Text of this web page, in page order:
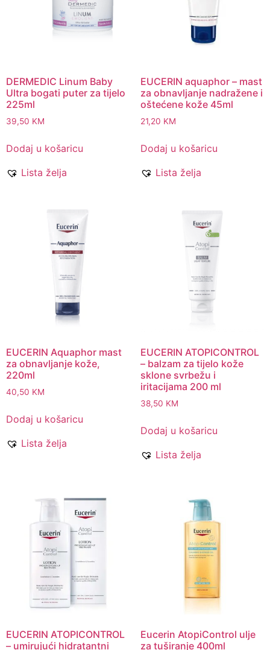
DERMEDIC Linum Baby
Ultra bogati puter za tijelo
225ml
39,50 KM
Dodaj u košaricu
Lista želja
EUCERIN aquaphor – mast
za obnavljanje nadražene i
oštećene kože 45ml
21,20 KM
Dodaj u košaricu
Lista želja
EUCERIN Aquaphor mast
za obnavljanje kože,
220ml
40,50 KM
Dodaj u košaricu
Lista želja
EUCERIN ATOPICONTROL
– balzam za tijelo kože
sklone svrbežu i
iritacijama 200 ml
38,50 KM
Dodaj u košaricu
Lista želja
EUCERIN ATOPICONTROL
– umirujući hidratantni
Eucerin AtopiControl ulje
za tuširanje 400ml